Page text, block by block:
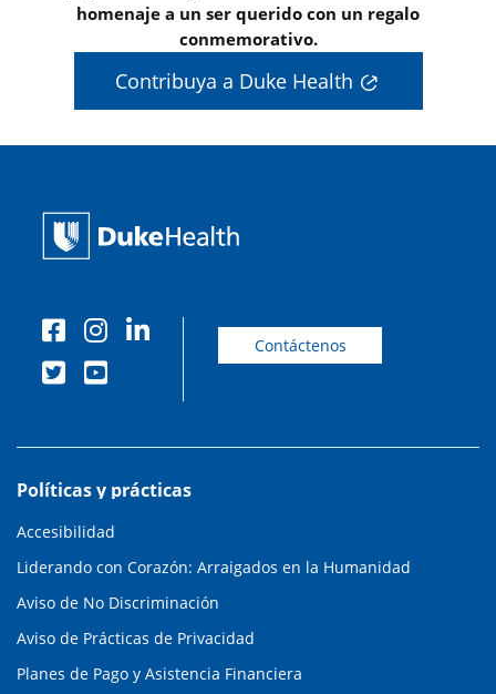
homenaje a un ser querido con un regalo
conmemorativo.
Contribuya a Duke Health
Contáctenos
Políticas y prácticas
Accesibilidad
Liderando con Corazón: Arraigados en la Humanidad
Aviso de No Discriminación
Aviso de Prácticas de Privacidad
Planes de Pago y Asistencia Financiera